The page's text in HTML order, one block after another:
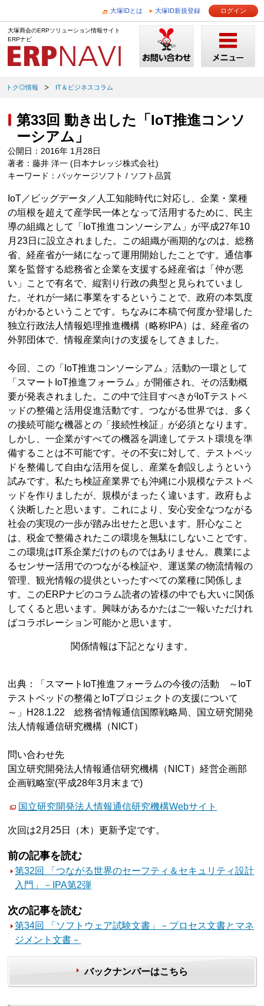
大塚IDとは 大塚ID新規登録 ログイン
大塚商会のERPソリューション情報サイト
ERPナビ
トク◎情報 IT＆ビジネスコラム
第33回 動き出した「IoT推進コンソ
ーシアム」
公開日：2016年 1月28日
著者：藤井 洋一 (日本ナレッジ株式会社)
キーワード：パッケージソフト / ソフト品質
IoT／ビッグデータ／人工知能時代に対応し、企業・業種
の垣根を超えて産学民一体となって活用するために、民主
導の組織として「IoT推進コンソーシアム」が平成27年10
月23日に設立されました。この組織が画期的なのは、総務
省、経産省が一緒になって運用開始したことです。通信事
業を監督する総務省と企業を支援する経産省は「仲が悪
い」ことで有名で、縦割り行政の典型と見られていまし
た。それが一緒に事業をするということで、政府の本気度
がわかるということです。ちなみに本稿で何度か登場した
独立行政法人情報処理推進機構（略称IPA）は、経産省の
外郭団体で、情報産業向けの支援をしてきました。
今回、この「IoT推進コンソーシアム」活動の一環として
「スマートIoT推進フォーラム」が開催され、その活動概
要が発表されました。この中で注目すべきがIoTテストベ
ッドの整備と活用促進活動です。つながる世界では、多く
の接続可能な機器との「接続性検証」が必須となります。
しかし、一企業がすべての機器を調達してテスト環境を準
備することは不可能です。その不安に対して、テストベッ
ドを整備して自由な活用を促し、産業を創設しようという
試みです。私たち検証産業界でも沖縄に小規模なテストベ
ッドを作りましたが、規模がまったく違います。政府もよ
く決断したと思います。これにより、安心安全なつながる
社会の実現の一歩が踏み出せたと思います。肝心なこと
は、税金で整備されたこの環境を無駄にしないことです。
この環境はIT系企業だけのものではありません。農業によ
るセンサー活用でのつながる検証や、運送業の物流情報の
管理、観光情報の提供といったすべての業種に関係しま
す。このERPナビのコラム読者の皆様の中でも大いに関係
してくると思います。興味があるかたはご一報いただけれ
ばコラボレーション可能かと思います。
関係情報は下記となります。
出典：「スマートIoT推進フォーラムの今後の活動 ～IoT
テストベッドの整備とIoTプロジェクトの支援について
～」H28.1.22 総務省情報通信国際戦略局、国⽴研究開発
法⼈情報通信研究機構（NICT）
問い合わせ先
国⽴研究開発法⼈情報通信研究機構（NICT）経営企画部
企画戦略室(平成28年3⽉末まで)
国⽴研究開発法⼈情報通信研究機構Webサイト
次回は2月25日（木）更新予定です。
前の記事を読む
第32回 「つながる世界のセーフティ＆セキュリティ設計
入門」－IPA第2弾
次の記事を読む
第34回 「ソフトウェア試験文書」－プロセス文書とマネ
ジメント文書－
バックナンバーはこちら